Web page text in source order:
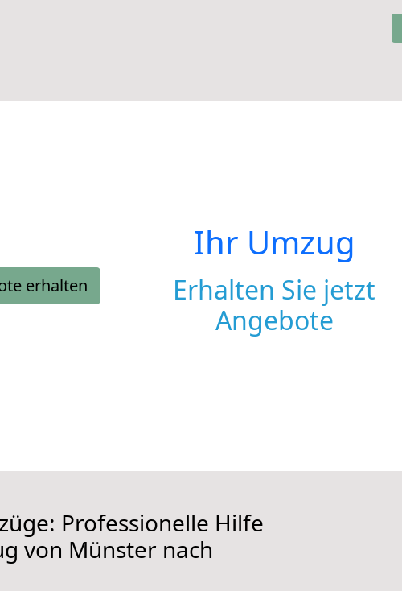
erhalten
Ihr Umzug
Erhalten Sie jetzt
Angebote
Professionelle Hilfe
von Münster nach